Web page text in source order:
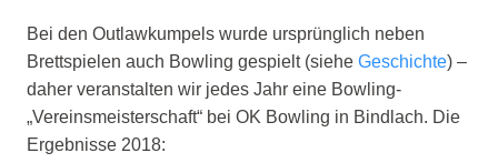
Bei den Outlawkumpels wurde ursprünglich neben
Brettspielen auch Bowling gespielt (siehe Geschichte) –
daher veranstalten wir jedes Jahr eine Bowling-
„Vereinsmeisterschaft“ bei OK Bowling in Bindlach. Die
Ergebnisse 2018: